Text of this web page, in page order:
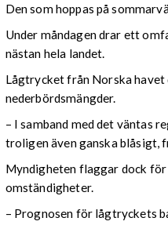
Den som hoppas på
Under måndagen drar ett
nästan hela landet.
Lågtrycket från Norska havet
nederbördsmängder.
– I samband med det väntas
troligen även ganska blåsigt,
Myndigheten flaggar dock
omständigheter.
– Prognosen för lågtryckets